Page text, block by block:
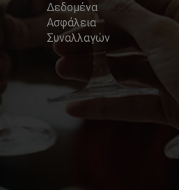
Δεδομένα
Ασφάλεια
Συναλλαγών